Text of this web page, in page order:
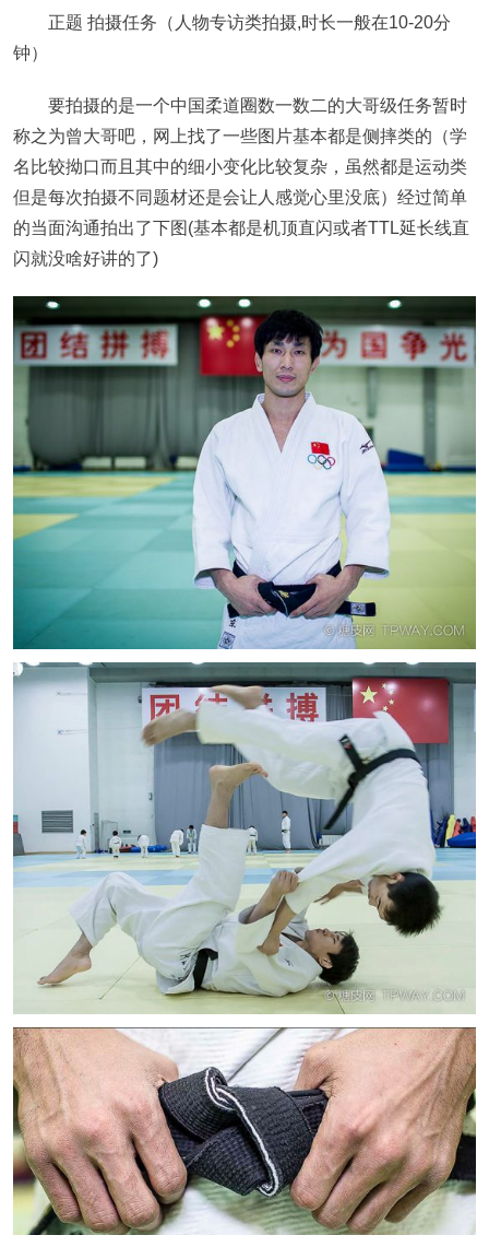
正题 拍摄任务（人物专访类拍摄,时长一般在10-20分
钟）
要拍摄的是一个中国柔道圈数一数二的大哥级任务暂时
称之为曾大哥吧，网上找了一些图片基本都是侧摔类的（学
名比较拗口而且其中的细小变化比较复杂，虽然都是运动类
但是每次拍摄不同题材还是会让人感觉心里没底）经过简单
的当面沟通拍出了下图(基本都是机顶直闪或者TTL延长线直
闪就没啥好讲的了)